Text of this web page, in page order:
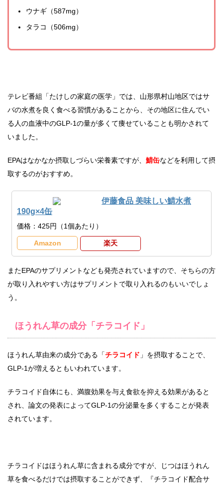
ウナギ（587mg）
タラコ（506mg）
テレビ番組「たけしの家庭の医学」では、山形県村山地区ではサ
バの水煮を良く食べる習慣があることから、その地区に住んでい
る人の血液中のGLP-1の量が多くて痩せていることも明かされて
いました。
EPAはなかなか摂取しづらい栄養素ですが、 鯖缶などを利用して摂
取するのがおすすめ。
伊藤食品 美味しい鯖水煮
190g×4缶
価格：425円（1個あたり）
Amazon 楽天
またEPAのサプリメントなども発売されていますので、そちらの方
が取り入れやすい方はサプリメントで取り入れるのもいいでしょ
う。
ほうれん草の成分「チラコイド」
ほうれん草由来の成分である「チラコイド 」を摂取することで、
GLP-1が増えるともいわれています。
チラコイド自体にも、満腹効果を与え食欲を抑える効果があると
され、論文の発表によってGLP-1の分泌量を多くすることが発表
されています。
チラコイドはほうれん草に含まれる成分ですが、じつはほうれん
草を食べるだけでは摂取することができず、『チラコイド配合サ